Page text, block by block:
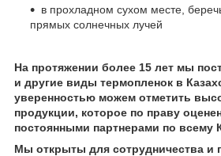
в прохладном сухом месте,
прямых солнечных лучей
На протяжении более 15 лет мы
и другие виды термопленок в
уверенностью можем отметить
продукции, которое по праву
постоянными партнерами по всему
Мы открыты для сотрудничества и